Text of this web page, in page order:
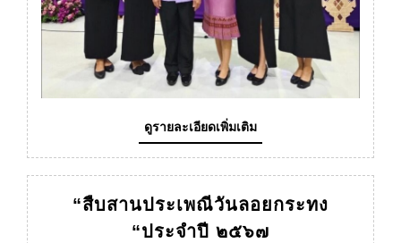
ดูรายละเอียดเพิ่มเติมดู
ราย
เติม
“สืบสานประเพณีวันลอยกระทง
“ประจำปี ๒๕๖๗